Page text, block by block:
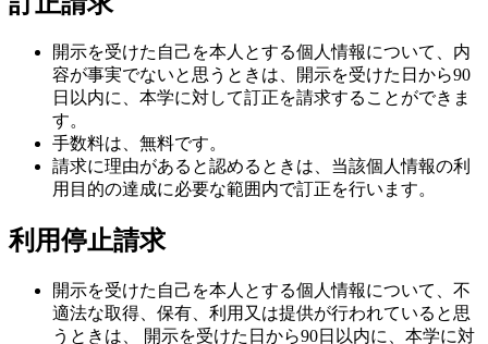
訂正請求
開示を受けた自己を本人とする個人情報について、内
容が事実でないと思うときは、開示を受けた日から90
日以内に、本学に対して訂正を請求することができま
す。
手数料は、無料です。
請求に理由があると認めるときは、当該個人情報の利
利用停止請求
開示を受けた自己を本人とする個人情報について、不
適法な取得、保有、利用又は提供が行われていると思